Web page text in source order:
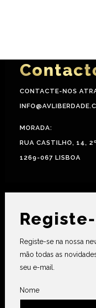
CONTACTE-NOS
MORADA:
RUA CASTILHO, 14,
1269-067 LISBOA
Registe-se na nossa
mão todas as
seu e-mail.
Nome